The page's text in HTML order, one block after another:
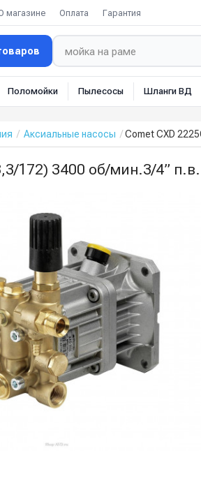
магазине Оплата Гарантия
Поломойки Пылесосы Шланги ВД
Аксиальные насосы Comet CXD
172) 3400 об/мин.3/4” п.в.